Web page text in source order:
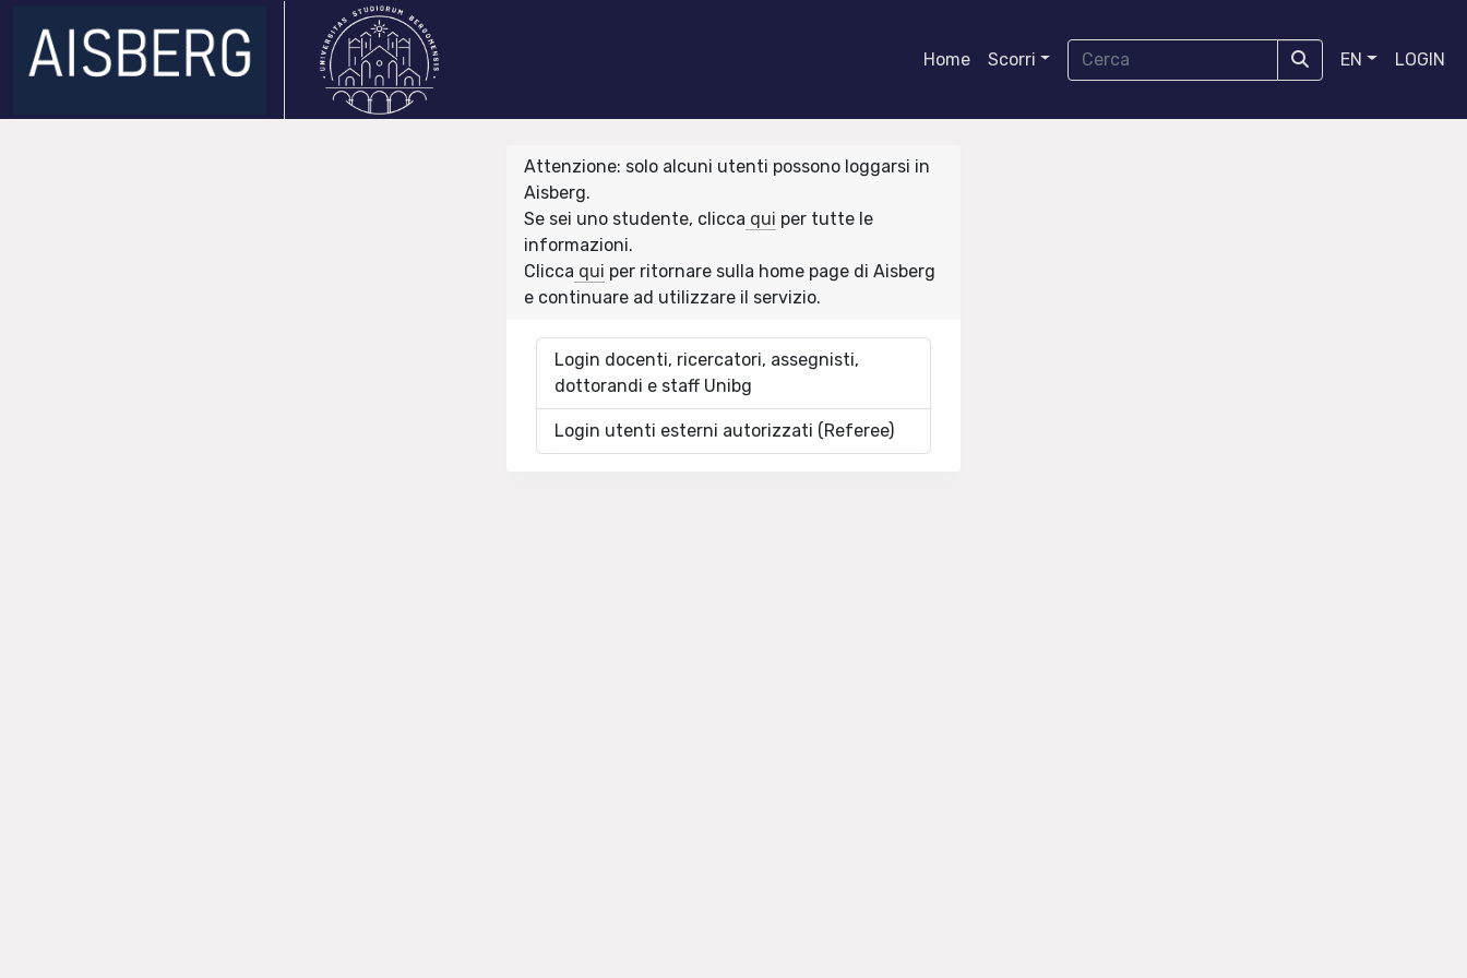
Home Scorri EN LOGIN
Attenzione: solo alcuni utenti possono loggarsi in
Aisberg.
Se sei uno studente, clicca qui per tutte le
informazioni.
Clicca qui per ritornare sulla home page di Aisberg
e continuare ad utilizzare il servizio.
Login docenti, ricercatori, assegnisti,
dottorandi e staff Unibg
Login utenti esterni autorizzati (Referee)